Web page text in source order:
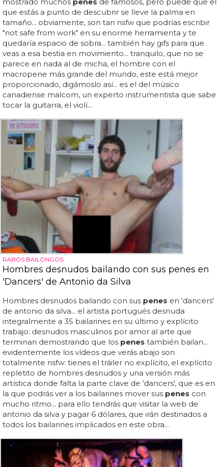
que estás a punto de descubrir se lleve la palma en
tamaño... obviamente, son tan nsfw que podrías escribir
"not safe from work" en su enorme herramienta y te
quedaría espacio de sobra... también hay gifs para que
veas a esa bestia en movimiento... tranquilo, que no se
parece en nada al de micha, el hombre con el
macropene más grande del mundo, este está mejor
proporcionado, digámoslo así... es el del músico
canadiense malcom, un experto instrumentista que sabe
tocar la guitarra, el violí...
RABOS BAILONGOS
Hombres desnudos bailando con sus penes en
'Dancers' de Antonio da Silva
Hombres desnudos bailando con sus penes en 'dancers'
de antonio da silva... el artista portugués desnuda
integralmente a 35 bailarines en su último y explícito
trabajo: desnudos masculinos por amor al arte que
terminan demostrando que los penes también bailan...
evidentemente los vídeos que verás abajo son
totalmente nsfw: tienes el tráiler no explícito, el explícito
repletito de hombres desnudos y una versión más
artística donde falta la parte clave de 'dancers', que es en
la que podrás ver a los bailarines mover sus penes con
mucho ritmo... para ello tendrás que visitar la web de
antonio da silva y pagar 6 dólares, que irán destinados a
todos los bailarines implicados en este obra...